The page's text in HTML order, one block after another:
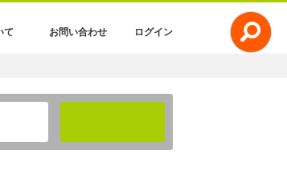
て お問い合わせ ログイン